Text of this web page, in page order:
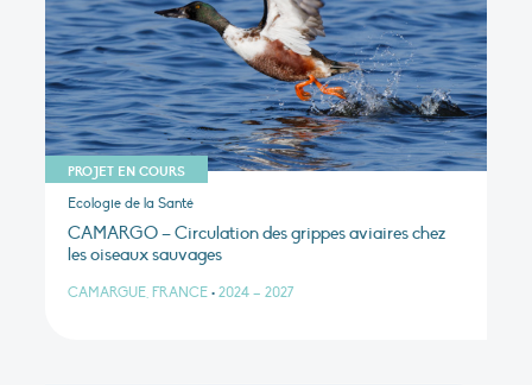
PROJET EN COURS
Ecologie de la Santé
CAMARGO – Circulation des grippes aviaires chez
les oiseaux sauvages
CAMARGUE, FRANCE • 2024 – 2027